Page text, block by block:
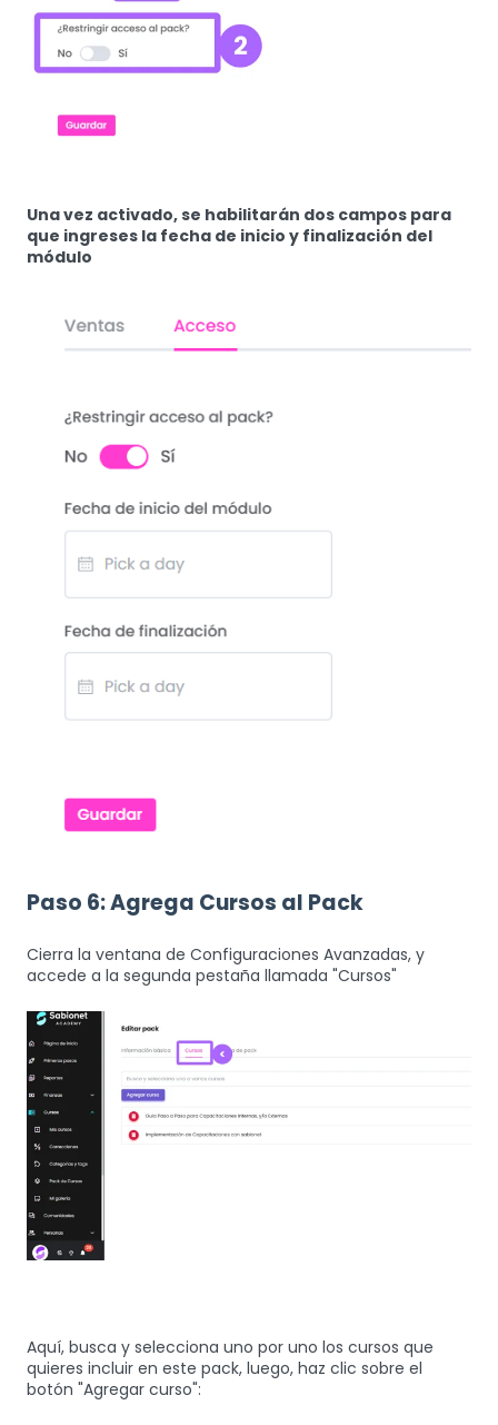
Una vez activado, se habilitarán dos campos para
que ingreses la fecha de inicio y finalización del
módulo
Paso 6: Agrega Cursos al Pack
Cierra la ventana de Configuraciones Avanzadas, y
accede a la segunda pestaña llamada "Cursos"
Aquí, busca y selecciona uno por uno los cursos que
quieres incluir en este pack, luego, haz clic sobre el
botón "Agregar curso":